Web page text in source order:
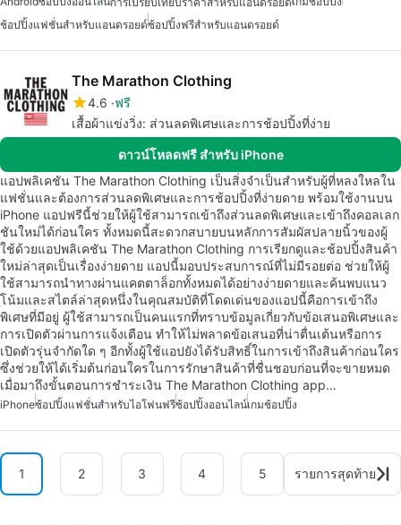
ช้อปปิ้งแฟชั่นสำหรับแอนดรอยด์ช้อปปิ้งฟรีสำหรับแอนดรอยด์
The Marathon Clothing
4.6 ฟรี
เสื้อผ้าแข่งวิ่ง: ส่วนลดพิเศษและการช้อปปิ้งที่ง่าย
ดาวน์โหลดฟรี สำหรับ iPhone
แอปพลิเคชัน The Marathon Clothing เป็นสิ่งจำเป็นสำหรับผู้ที่หลงใหลใน
แฟชั่นและต้องการส่วนลดพิเศษและการช้อปปิ้งที่ง่ายดาย พร้อมใช้งานบน
iPhone แอปฟรีนี้ช่วยให้ผู้ใช้สามารถเข้าถึงส่วนลดพิเศษและเข้าถึงคอลเลก
ชันใหม่ได้ก่อนใคร ทั้งหมดนี้สะดวกสบายบนหลักการสัมผัสปลายนิ้วของผู้
ใช้ด้วยแอปพลิเคชัน The Marathon Clothing การเรียกดูและช้อปปิ้งสินค้า
ใหม่ล่าสุดเป็นเรื่องง่ายดาย แอปนี้มอบประสบการณ์ที่ไม่มีรอยต่อ ช่วยให้ผู้
ใช้สามารถนำทางผ่านแคตตาล็อกทั้งหมดได้อย่างง่ายดายและค้นพบแนว
โน้มและสไตล์ล่าสุดหนึ่งในคุณสมบัติที่โดดเด่นของแอปนี้คือการเข้าถึง
พิเศษที่มีอยู่ ผู้ใช้สามารถเป็นคนแรกที่ทราบข้อมูลเกี่ยวกับข้อเสนอพิเศษและ
การเปิดตัวผ่านการแจ้งเตือน ทำให้ไม่พลาดข้อเสนอที่น่าตื่นเต้นหรือการ
เปิดตัวรุ่นจำกัดใด ๆ อีกทั้งผู้ใช้แอปยังได้รับสิทธิ์ในการเข้าถึงสินค้าก่อนใคร
ซึ่งช่วยให้ได้เริ่มต้นก่อนใครในการรักษาสินค้าที่ชื่นชอบก่อนที่จะขายหมด
เมื่อมาถึงขั้นตอนการชำระเงิน The Marathon Clothing app…
iPhoneช้อปปิ้งแฟชั่นสำหรับไอโฟนฟรีช้อปปิ้งออนไลน์เกมช้อปปิ้ง
1 2 3 4 5 รายการสุดท้าย